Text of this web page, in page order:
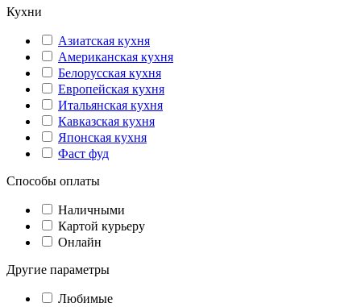
Кухни
Азиатская кухня
Американская кухня
Белорусская кухня
Европейская кухня
Итальянская кухня
Кавказская кухня
Японская кухня
Фаст фуд
Способы оплаты
Наличными
Картой курьеру
Онлайн
Другие параметры
Любимые